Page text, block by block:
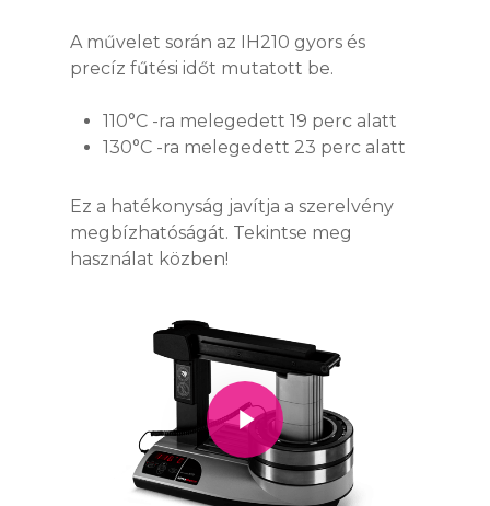
A művelet során az IH210 gyors és
precíz fűtési időt mutatott be.
110°C -ra melegedett 19 perc alatt
130°C -ra melegedett 23 perc alatt
Ez a hatékonyság javítja a szerelvény
megbízhatóságát. Tekintse meg
használat közben!